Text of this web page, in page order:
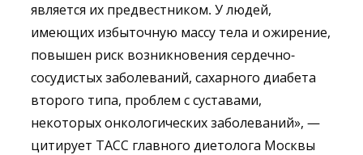
является их предвестником. У людей,
имеющих избыточную массу тела и ожирение,
повышен риск возникновения сердечно-
сосудистых заболеваний, сахарного диабета
второго типа, проблем с суставами,
некоторых онкологических заболеваний», —
цитирует ТАСС главного диетолога Москвы